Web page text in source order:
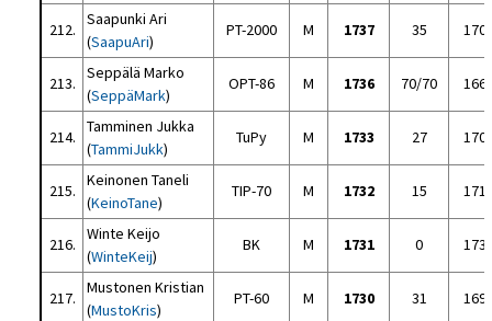
212.
Saapunki Ari
(SaapuAri)
PT-2000 M 1737 35
213.
Seppälä Marko
(SeppäMark)
OPT-86 M 1736 70/70
214.
Tamminen Jukka
(TammiJukk)
TuPy M 1733 27
215.
Keinonen Taneli
(KeinoTane)
TIP-70 M 1732 15
216.
Winte Keijo
(WinteKeij)
BK M 1731 0
217.
Mustonen Kristian
(MustoKris)
PT-60 M 1730 31